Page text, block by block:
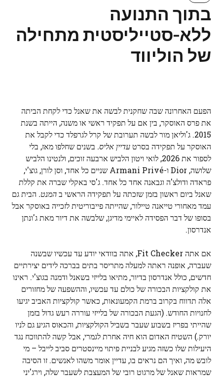
בתוך התנועה
ללא-סטייליסטית מתחילה
של הוליווד
הפעם האחרונה שבה שחקנית לבשה את שאנל כדי לקחת הביתה
את פרס האוסקר, בין אם על תפקיד ראשי או משנה, הייתה בשנת
2015. ג'וליאן מור לבשה תערובת של קרל לגרפלד כדי לקבל את
האוסקר על תפקידה בסרטעדיין אליס. בשנים שחלפו מאז, בלי
לספור את 2026, לואי ויטון הלביש ארבעה זוכים, ולנטינו הלביש
שלושה, Dior ו-Armani Privé שניים כל אחד, וסן לורן, גוצ'י,
פראדה ודולצ'ה וגבאנה אחד כל אחד. ג'סי באקלי שברה את קללת
שאנל ביום ראשון בזמן שזכתה על תפקידה הראשי בהמנט. הבית גם
עמד מאחורי טייאנה טיילור, שהייתה פייבוריטית לזכייה באוסקר אבל
בסופו של דבר הפסידה לאיימי מדיגן, שלבשה את דיור מאת ג'ונתן
אנדרסון.
אם אתה Fit Checker, אתה בוודאי יודע עד עכשיו שבשנה
שעברה, אופנה ראתה למעלה מתריסר בתים בברכה לידים יצירתיים
חדשים, כולל אנדרסון בדיור, מתיאו בלייזי בשאנל ודמנה בגוצ'י. ראינו
את קולקציות הבכורה של כולם עד עכשיו, וההשפעה של מחזורים
אלה תדווח בקרוב ברמת הקמעונאות, כאשר קולקציות האביב יגיעו
לחנויות החודש. (הגעת הבכורה של בלייזי עוררה רעש גדול בזמן
שהייתי בפריז בשבוע שעבר בשביל הקולקציות, והכאוס הגיע גם לניו
יורק.) השטיח האדום הוא חיה אחרת לגמרי, אבל קשה להתווכח נגד
היעילות שלו כשזה מגיע לבניית פיתוי מיינסטרים סביב לייבל – מי
לובש מה, ואיך הם נראים בו, עדיין אומר משהו לאנשים. זו הסיבה
שמראות שאנל של מרגוט רובי של המעצבת לשעבר שלה, וירג'יני